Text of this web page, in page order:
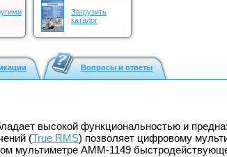
Загрузить
каталог
Вопросы и ответы
высокой функциональностью и
(True RMS) позволяет цифровому
мультиметре АММ-1149